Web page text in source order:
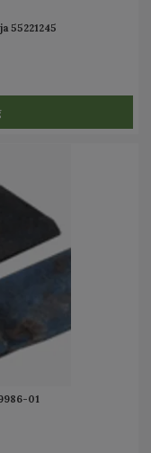
55221245
01